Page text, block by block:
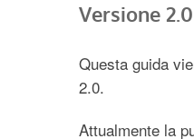
Versione 2.0
Questa guida
2.0.
Attualmente la